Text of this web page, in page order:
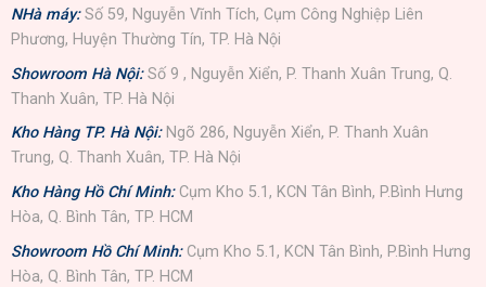
NHà máy: Số 59, Nguyễn Vĩnh Tích, Cụm Công Nghiệp Liên
Phương, Huyện Thường Tín, TP. Hà Nội
Showroom Hà Nội: Số 9 , Nguyễn Xiển, P. Thanh Xuân Trung, Q.
Thanh Xuân, TP. Hà Nội
Kho Hàng TP. Hà Nội: Ngõ 286, Nguyễn Xiển, P. Thanh Xuân
Trung, Q. Thanh Xuân, TP. Hà Nội
Kho Hàng Hồ Chí Minh: Cụm Kho 5.1, KCN Tân Bình, P.Bình Hưng
Hòa, Q. Bình Tân, TP. HCM
Showroom Hồ Chí Minh: Cụm Kho 5.1, KCN Tân Bình, P.Bình Hưng
Hòa, Q. Bình Tân, TP. HCM